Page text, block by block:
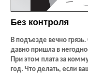
Без контроля
В подъезде вечно
давно пришла в
При этом плата за
год. Что делать, если